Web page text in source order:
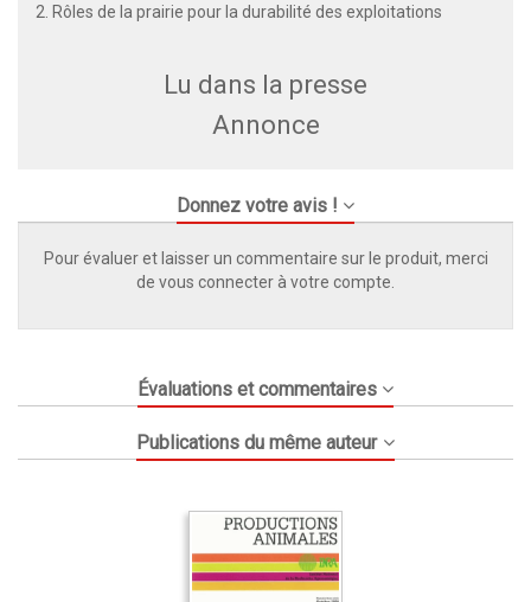
2. Rôles de la prairie pour la durabilité des exploitations
Lu dans la presse
Annonce
Donnez votre avis !
Pour évaluer et laisser un commentaire sur le produit, merci
de vous connecter à votre compte.
Évaluations et commentaires
Publications du même auteur